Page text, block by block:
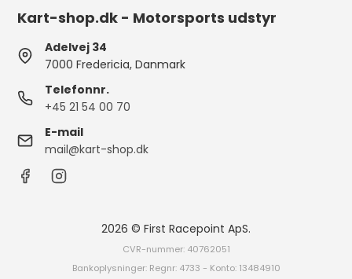
Kart-shop.dk - Motorsports udstyr
Adelvej 34
7000 Fredericia, Danmark
Telefonnr.
+45 21 54 00 70
E-mail
mail@kart-shop.dk
2026 © First Racepoint ApS.
CVR-nummer: 40762051
Bankoplysninger: Regnr: 4733 - Konto: 13484910